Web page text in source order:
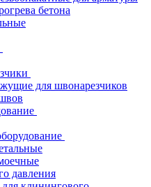
бетона
для швонарезчиков
давления